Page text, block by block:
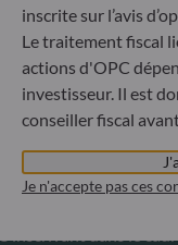
+352 45 76 76 245
Enregistré au registre
Luxembourg sous le
par la commission de
(CSSF)
Communiqué sur les
Russie
inscrite sur l’avis
Le traitement fiscal
actions d'OPC
investisseur. Il est
conseiller fiscal
Je n'accepte pas ces